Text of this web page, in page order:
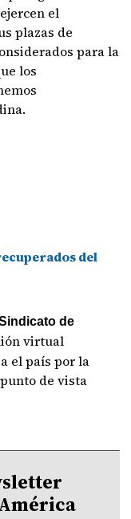
el
plazas de
para la
los
del
de
virtual
el país por la
de vista